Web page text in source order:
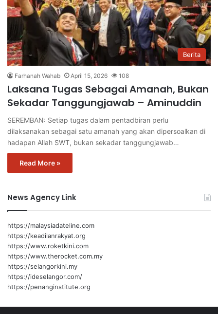
Berita
Farhanah Wahab April 15, 2026 108
Laksana Tugas Sebagai Amanah, Bukan
Sekadar Tanggungjawab – Aminuddin
SEREMBAN: Setiap tugas dalam pentadbiran perlu
dilaksanakan sebagai satu amanah yang akan dipersoalkan di
hadapan Allah SWT, bukan sekadar tanggungjawab…
Read More »
News Agency Link
https://malaysiadateline.com
https://keadilanrakyat.org
https://www.roketkini.com
https://www.therocket.com.my
https://selangorkini.my
https://ideselangor.com/
https://penanginstitute.org